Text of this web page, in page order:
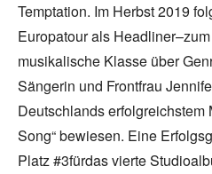
Temptation. Im Herbst 2019
Europatour als
musikalische Klasse über
Sängerin und Frontfrau
Deutschlands erfolgreichstem
Song“ bewiesen. Eine
Platz #3fürdas vierte